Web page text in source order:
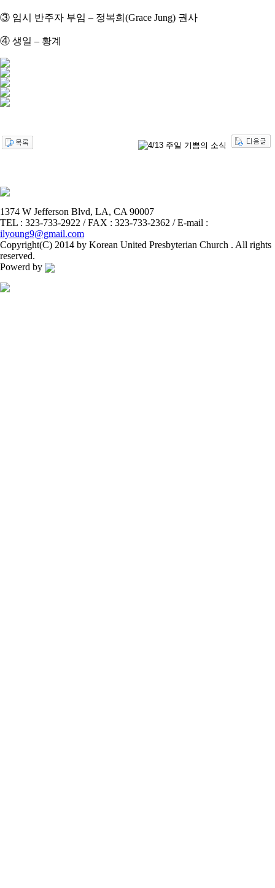
③ 임시 반주자 부임 – 정복희 (Grace Jung) 권사
④ 생일 – 황계
1374 W Jefferson Blvd, LA, CA 90007
TEL : 323-733-2922 / FAX : 323-733-2362 / E-mail :
ilyoung9@gmail.com
Copyright(C) 2014 by Korean United Presbyterian Church . All rights
reserved.
Powerd by